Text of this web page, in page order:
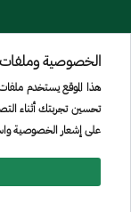
Copyright
الشروط والأحكام سياسة
جميع الحقوق
تم تطويره
الخصوصية وملفات
هذا الموقع يستخدم
تحسين تجربتك أثناء
على إشعار الخصوصية